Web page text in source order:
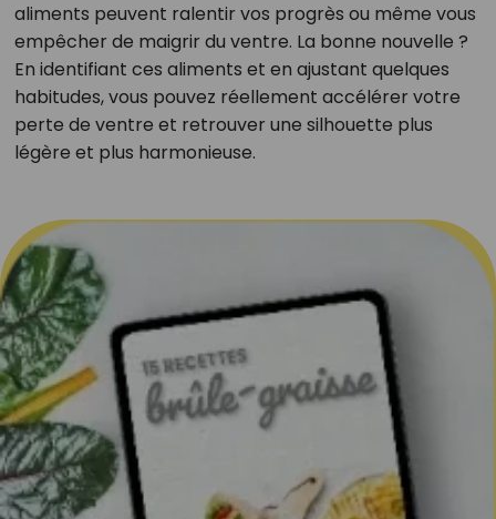
aliments peuvent ralentir vos progrès ou même vous
empêcher de maigrir du ventre. La bonne nouvelle ?
En identifiant ces aliments et en ajustant quelques
habitudes, vous pouvez réellement accélérer votre
perte de ventre et retrouver une silhouette plus
légère et plus harmonieuse.